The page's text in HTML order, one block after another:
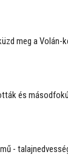
meg a Volán-
és
-